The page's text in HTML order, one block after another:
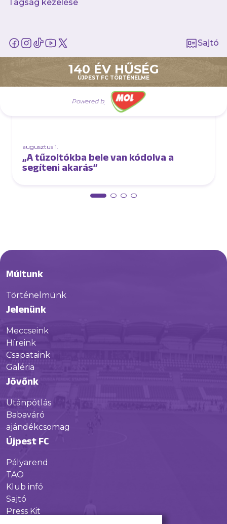
Tagság kezelése
Sajtó
140 ÉV HŰSÉG
ÚJPEST FC TÖRTÉNELME
Powered by
augusztus 1.
„A tűzoltókba bele van kódolva a
segíteni akarás”
Múltunk
Történelmünk
Jelenünk
Meccseink
Híreink
Csapataink
Galéria
Jövőnk
Utánpótlás
Babaváró
ajándékcsomag
Újpest FC
Pályarend
TAO
Klub infó
Sajtó
Press Kit